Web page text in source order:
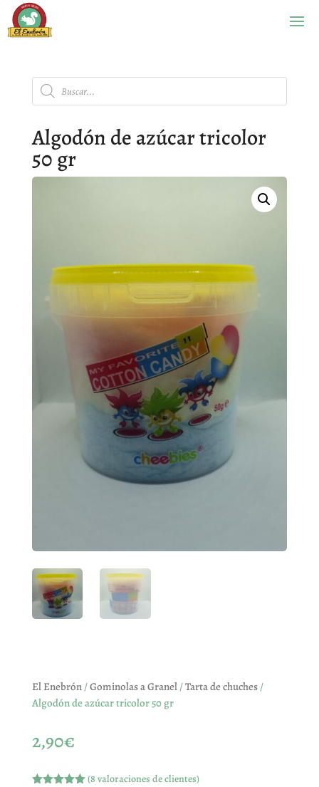
Búsqueda
de
productos
Algodón de azúcar tricolor
50 gr
El Enebrón/Gominolas a Granel/Tarta de chuches/
Algodón de azúcar tricolor 50 gr
2,90€
(8 valoraciones de clientes)